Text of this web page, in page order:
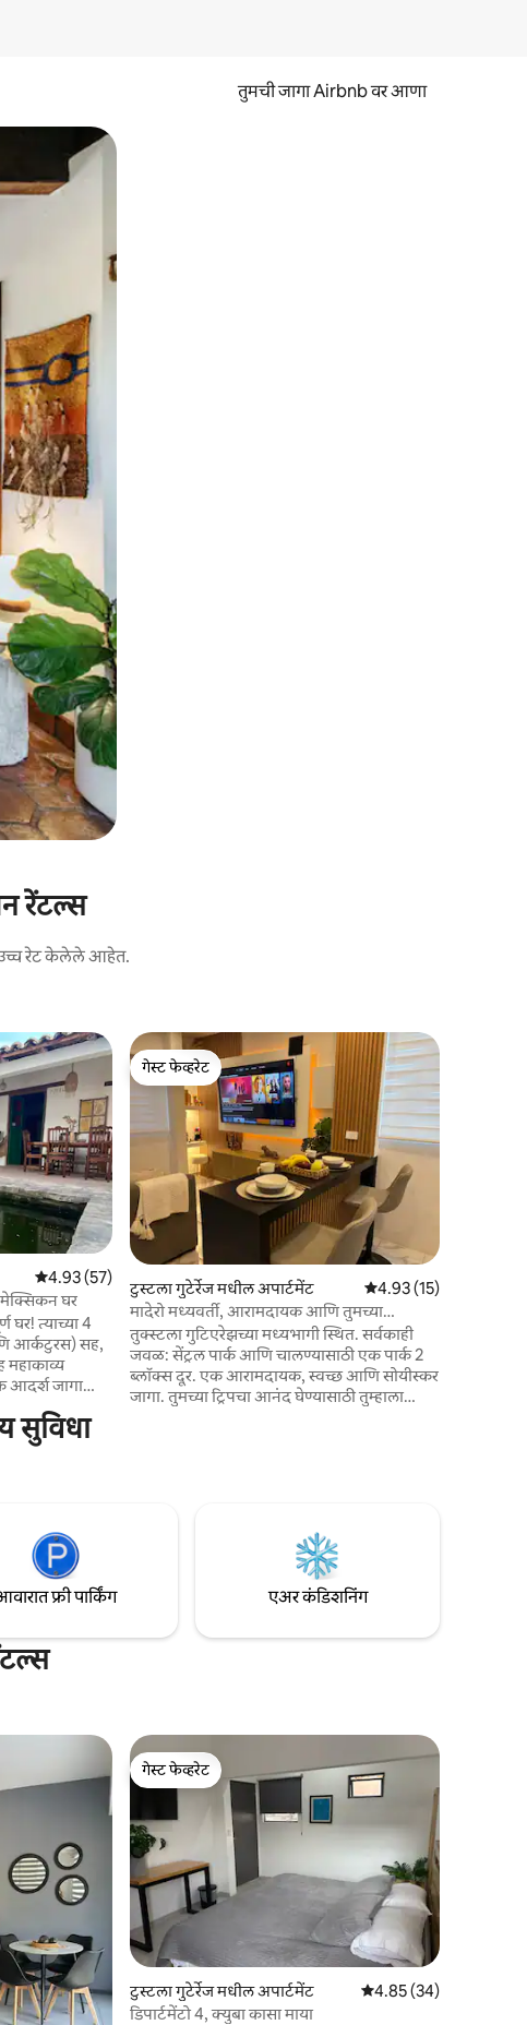
तुमची जागा Airbnb वर आणा
रेंटल्स
उच्च रेट केलेले आहेत.
5 पैकी 4.93 सरासरी रेटिंग, 57 रिव्ह्यूज
4.93 (57)
घर
घर! त्याच्या 4
आर्कटुरस) सह,
महाकाव्य
आदर्श जागा
एका जुन्या
करा! आणि
डी कॉर्झोच्या
देऊ शकता 😁
गेस्ट फेव्हरेट
गेस्ट फेव्हरेट
टुस्टला गुटेर्रेज मधील अपार्टमेंट 5 पैकी 4.93 सरासरी रेटिंग,
4.93 (15)
मादेरो मध्यवर्ती, आरामदायक आणि तुमच्या
विश्रांतीसाठी डिझाइन केलेले
तुक्स्टला गुटिएरेझच्या मध्यभागी स्थित. सर्वकाही
जवळ: सेंट्रल पार्क आणि चालण्यासाठी एक पार्क 2
ब्लॉक्स दूर. एक आरामदायक, स्वच्छ आणि सोयीस्कर
जागा. तुमच्या ट्रिपचा आनंद घेण्यासाठी तुम्हाला
लॉन्ड्री सुसज्ज आहे. मला खात्री आहे की तुम्हाला ते
सुविधा
फ्री पार्किंग एअर कंडिशनिंग
गेस्ट फेव्हरेट
गेस्ट फेव्हरेट
टुस्टला गुटेर्रेज मधील अपार्टमेंट 5 पैकी 4.85 सरासरी रेटिंग,
4.85 (34)
डिपार्टमेंटो 4, क्युबा कासा माया